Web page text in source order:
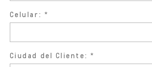
Celular:
Ciudad del Cliente: